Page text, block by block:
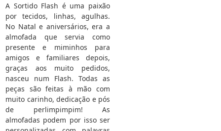
A Sortido Flash é uma paixão
por tecidos, linhas, agulhas.
No Natal e aniversários, era a
almofada que servia como
presente e miminhos para
amigos e familiares depois,
graças aos muito pedidos,
nasceu num Flash. Todas as
peças são feitas à mão com
muito carinho, dedicação e pós
de perlimpimpim! As
almofadas podem por isso ser